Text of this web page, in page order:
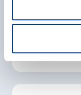
ab 22.10.2026